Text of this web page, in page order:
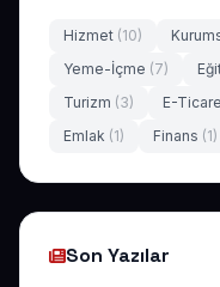
Hizmet (10)
Yeme-İçme (7)
Turizm (3) E-
Emlak (1) Finans (1)
Son Yazılar